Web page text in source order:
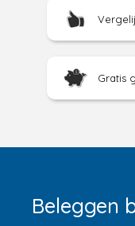
Gratis
Beleggen